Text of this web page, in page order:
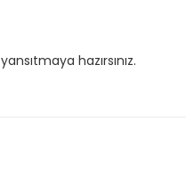
hazırsınız.
Teklif Listeme Ekle